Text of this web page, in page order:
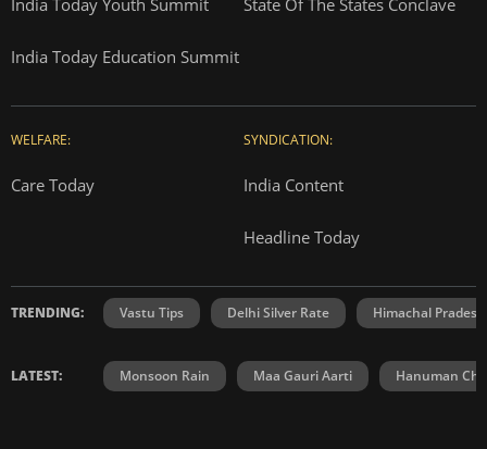
India Today Education Summit
WELFARE:
Care Today
SYNDICATION:
India Content
Headline Today
TRENDING: Vastu Tips Delhi Silver Rate Himachal
LATEST: Monsoon Rain Maa Gauri Aarti Hanuman